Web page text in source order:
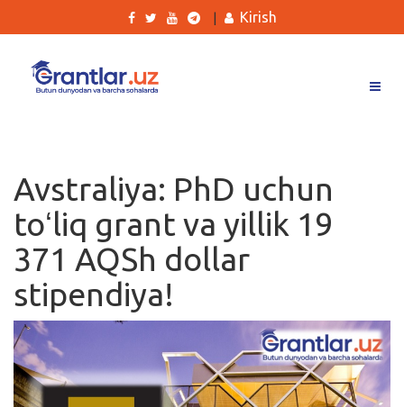
Ishlar
Kurslar
Blog
Yana
Qidirish
Kirish
Avstraliya: PhD uchun
toʻliq grant va yillik 19
371 AQSh dollar
stipendiya!